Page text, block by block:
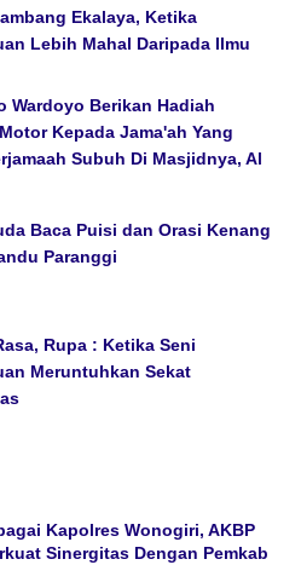
Ekalaya, Ketika
Lebih Mahal Daripada Ilmu
Wardoyo Berikan Hadiah
Kepada Jama'ah Yang
Subuh Di Masjidnya, Al
Baca Puisi dan Orasi Kenang
Paranggi
Rupa : Ketika Seni
Meruntuhkan Sekat
Kapolres Wonogiri, AKBP
Sinergitas Dengan Pemkab